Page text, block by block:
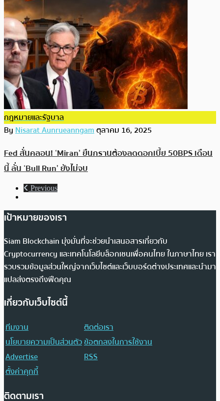
กฎหมายและรัฐบาล
ByNisarat Aunrueanngamตุลาคม 16, 2025
Fed สั่นคลอน! ‘Miran’ ยืนกรานต้องลดดอกเบี้ย 50BPS เดือน
นี้ ลั่น ‘Bull Run’ ยังไม่จบ
Previous
เป้าหมายของเรา
Siam Blockchain มุ่งมั่นที่จะช่วยนำเสนอสารเกี่ยวกับ
Cryptocurrency และเทคโนโลยีบล็อกเชนเพื่อคนไทย ในภาษาไทย เรา
รวบรวมข้อมูลส่วนใหญ่จากเว็บไซต์และเว็บบอร์ดต่างประเทศและนำมา
แปลส่งตรงถึงฟีดคุณ
เกี่ยวกับเว็บไซต์นี้
ทีมงาน
ติดต่อเรา
นโยบายความเป็นส่วนตัวข้อตกลงในการใช้งาน
Advertise
RSS
ตั้งค่าคุกกี้
ติดตามเรา